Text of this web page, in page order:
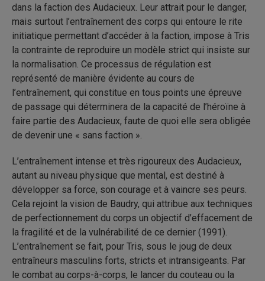
dans la faction des Audacieux. Leur attrait pour le danger,
mais surtout l’entraînement des corps qui entoure le rite
initiatique permettant d’accéder à la faction, impose à Tris
la contrainte de reproduire un modèle strict qui insiste sur
la normalisation. Ce processus de régulation est
représenté de manière évidente au cours de
l’entraînement, qui constitue en tous points une épreuve
de passage qui déterminera de la capacité de l’héroïne à
faire partie des Audacieux, faute de quoi elle sera obligée
de devenir une « sans faction ».
L’entraînement intense et très rigoureux des Audacieux,
autant au niveau physique que mental, est destiné à
développer sa force, son courage et à vaincre ses peurs.
Cela rejoint la vision de Baudry, qui attribue aux techniques
de perfectionnement du corps un objectif d’effacement de
la fragilité et de la vulnérabilité de ce dernier (1991).
L’entraînement se fait, pour Tris, sous le joug de deux
entraîneurs masculins forts, stricts et intransigeants. Par
le combat au corps-à-corps, le lancer du couteau ou la